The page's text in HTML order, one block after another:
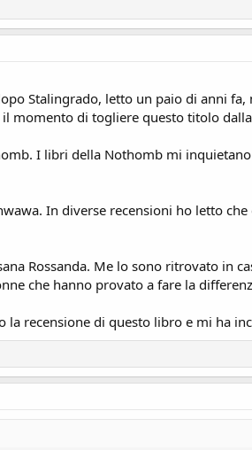
Stalingrado, letto un paio di anni
momento di togliere questo titolo
I libri della Nothomb mi
In diverse recensioni ho letto
Rossanda. Me lo sono ritrovato in
che hanno provato a fare la
la recensione di questo libro e mi ha